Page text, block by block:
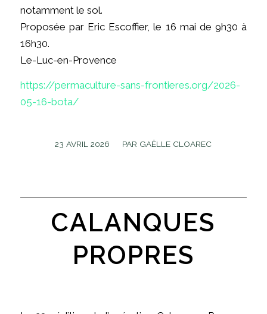
notamment le sol.
Proposée par Eric Escoffier, le 16 mai de 9h30 à
16h30.
Le-Luc-en-Provence
https://permaculture-sans-frontieres.org/2026-
05-16-bota/
23 AVRIL 2026
/ PAR GAËLLE CLOAREC
CALANQUES
PROPRES